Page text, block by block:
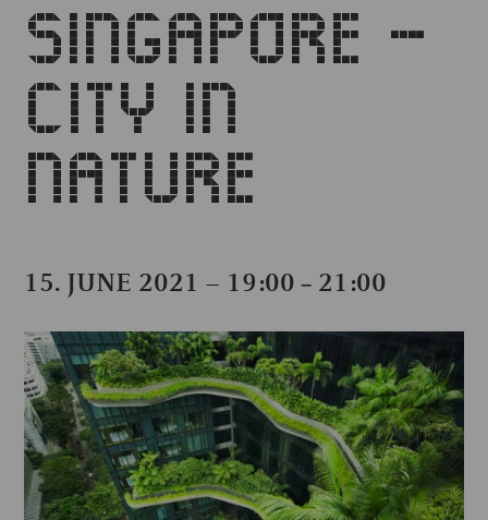
SINGAPORE –
CITY IN
NATURE
15. JUNE 2021 – 19:00 – 21:00